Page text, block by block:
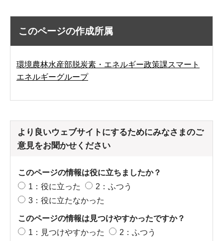
このページの作成所属
環境農林水産部脱炭素・エネルギー政策課スマート
エネルギーグループ
より良いウェブサイトにするためにみなさまのご
意見をお聞かせください
このページの情報は役に立ちましたか？
1：役に立った
2：ふつう
3：役に立たなかった
このページの情報は見つけやすかったですか？
1：見つけやすかった
2：ふつう